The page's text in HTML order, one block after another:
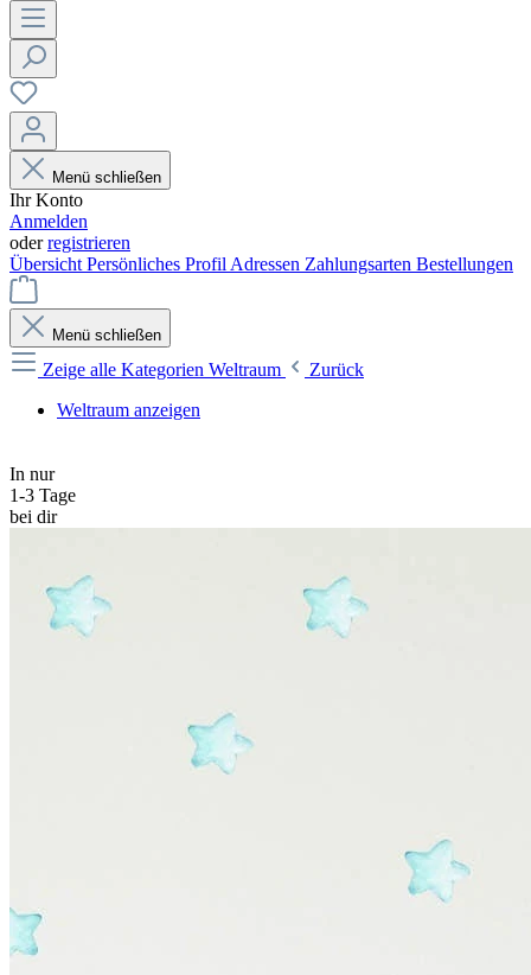
Menü schließen
Ihr Konto
Anmelden
oderregistrieren
Übersicht Persönliches Profil Adressen Zahlungsarten Bestellungen
Menü schließen
Zeige alle Kategorien Weltraum
Zurück
Weltraum anzeigen
In nur
1-3 Tage
bei dir